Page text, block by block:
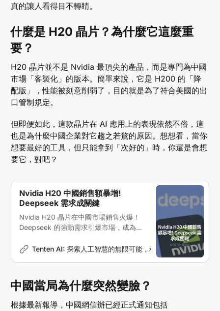
真的讓人看得目不轉睛。
什麼是 H20 晶片？為什麼它這麼重
要？
H20 晶片並不是 Nvidia 最頂尖的產品，而是專門為中國
市場「客製化」的版本。簡單來說，它是 H200 的「降
配版」，性能被刻意削弱了，目的就是為了符合美國的出
口管制規定。
但即便如此，這款晶片在 AI 應用上的表現依然不俗，這
也是為什麼中國企業對它趨之若鶩的原因。想想看，當你
想要最好的工具，但只能拿到「次好的」時，你還是會想
要它，對吧？
Nvidia H20 中國銷售額暴增!
Deepseek 需求成關鍵
Nvidia H20 晶片在中國市場銷售火爆！
Deepseek 的強勁需求引爆市場，成為推
Tenten AI: 探索人工智慧的無限可能，科技新聞深度解析
中國當局為什麼突然變臉？
根據最新報導，中國網信辦已經正式通知包括